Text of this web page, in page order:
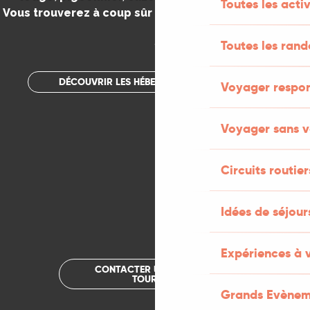
Toutes les
Toutes les
Voyager
Voyager sans
Circuits
Idées de
Expériences à
Grands
Vous trouverez à coup sûr votre bonheur dans le Lot.
.
DÉCOUVRIR LES HÉBERGEMENTS INSOLITES
CONTACTER UN OFFICE DE
TOURISME